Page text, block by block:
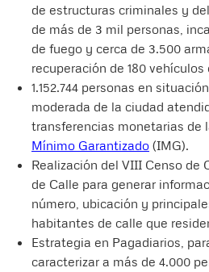
de estructuras criminales y
de más de 3 mil personas,
de fuego y cerca de 3.500
recuperación de 180 vehículos
1.152.744 personas en
moderada de la ciudad
transferencias monetarias de
Mínimo Garantizado (IMG).
Realización del VIII Censo de
de Calle para generar
número, ubicación y
habitantes de calle que
Estrategia en Pagadiarios,
caracterizar a más de 4.000